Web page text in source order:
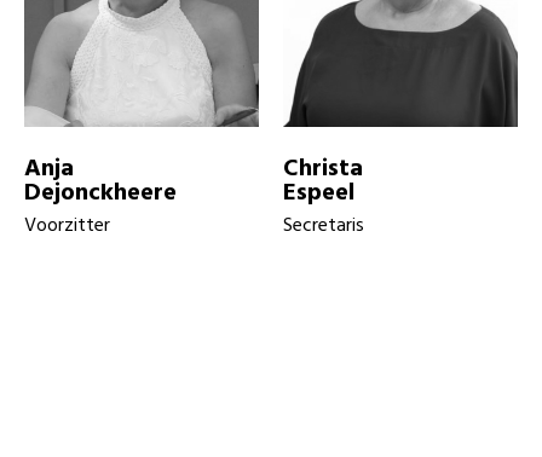
Anja
Dejonckheere
Voorzitter
Christa
Espeel
Secretaris